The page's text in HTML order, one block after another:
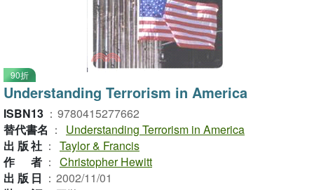
90折
Understanding Terrorism in America
ISBN13 ： 9780415277662
替代書名 ：
Understanding Terrorism in America
出版社 ： Taylor & Francis
作者 ： Christopher Hewitt
出版日 ： 2002/11/01